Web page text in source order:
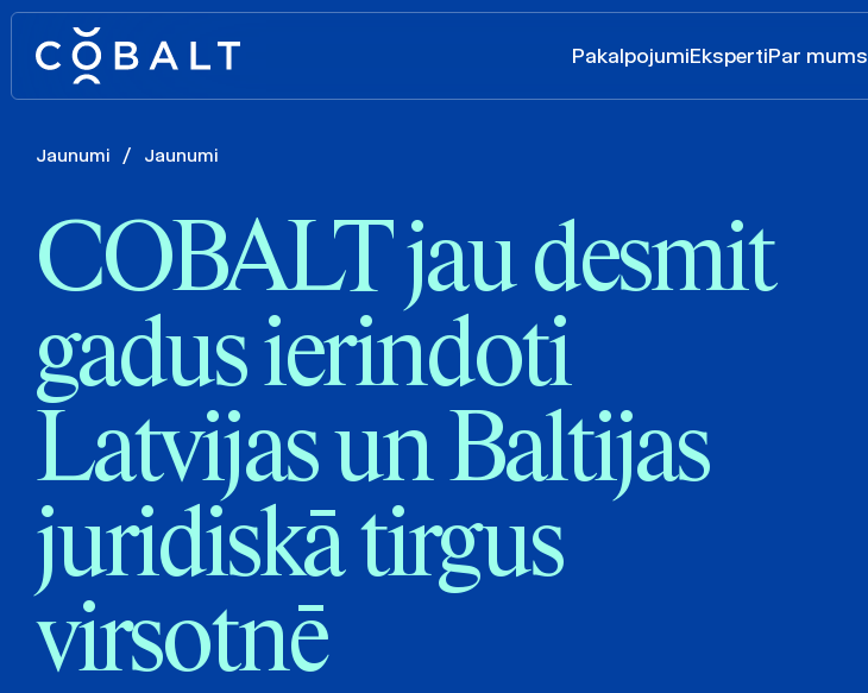
PakalpojumiEkspertiPar mums
Jaunumi / Jaunumi
COBALT jau desmit
gadus ierindoti
Latvijas un Baltijas
juridiskā tirgus
virsotnē